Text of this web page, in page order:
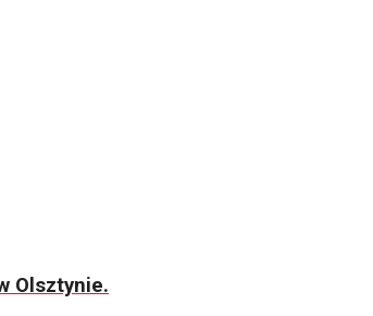
Olsztynie.